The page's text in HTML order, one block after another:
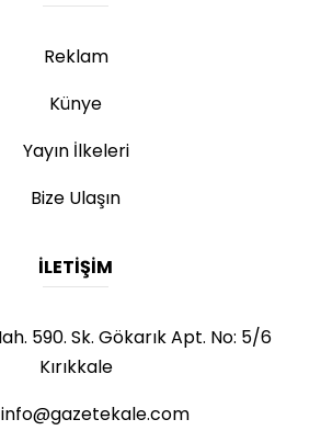
Reklam
Künye
Yayın İlkeleri
Bize Ulaşın
İLETIŞIM
590. Sk. Gökarık Apt. No: 5/6
Kırıkkale
info@gazetekale.com